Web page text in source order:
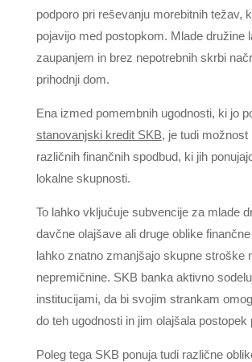
podporo pri reševanju morebitnih težav,
pojavijo med postopkom. Mlade družine
zaupanjem in brez nepotrebnih skrbi
prihodnji dom.
Ena izmed pomembnih ugodnosti, ki jo
stanovanjski kredit SKB, je tudi možnost
različnih finančnih spodbud, ki jih
lokalne skupnosti.
To lahko vključuje subvencije za mlade
davčne olajšave ali druge oblike
lahko znatno zmanjšajo skupne stroške
nepremičnine. SKB banka aktivno
institucijami, da bi svojim strankam
do teh ugodnosti in jim olajšala postopek
Poleg tega SKB ponuja tudi različne